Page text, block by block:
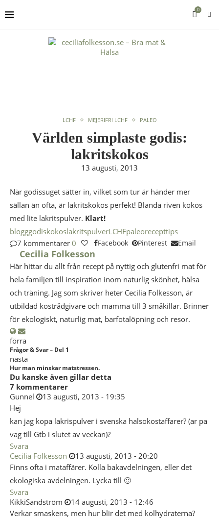
0
LCHF MEJERIFRI LCHF PALEO
Världen simplaste godis:
lakritskokos
13 augusti, 2013
När godissuget sätter in, vilket som tur är händer mer
sällan än ofta, är lakritskokos perfekt! Blanda riven kokos
med lite lakritspulver. Klart!
blogggodiskokoslakritspulverLCHFpaleorecepttips
7 kommentarer 0 Facebook Pinterest Email
Cecilia Folkesson
Här hittar du allt från recept på nyttig och glutenfri mat för
hela familjen till inspiration inom naturlig skönhet, hälsa
och träning. Jag som skriver heter Cecilia Folkesson, är
utbildad kostrådgivare och mamma till 3 småkillar. Brinner
för ekologiskt, naturlig mat, barfotalöpning och resor.
förra
Frågor & Svar – Del 1
nästa
Hur man minskar matstressen.
Du kanske även gillar detta
7 kommentarer
Gunnel
13 augusti, 2013 - 19:35
Hej
kan jag kopa lakrispulver i svenska halsokostaffarer? (ar pa
vag till Gtb i slutet av veckan)?
Svara
Cecilia Folkesson
13 augusti, 2013 - 20:20
Finns ofta i mataffärer. Kolla bakavdelningen, eller det
ekologiska avdelningen. Lycka till 🙂
Svara
KikkiSandström
14 augusti, 2013 - 12:46
Verkar smaskens, men hur blir det med kolhydraterna?